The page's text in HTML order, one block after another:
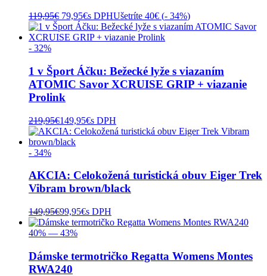
119,95€ Pôvodná
cena
bola:
79,95€Aktuálna
cena
je:
s DPHUšetríte 40€ (- 34%)
- 32%
1 v Šport Áčku: Bežecké lyže s viazaním
ATOMIC Savor XCRUISE GRIP + viazanie
Prolink
219,95€149,95€s DPH
- 34%
AKCIA: Celokožená turistická obuv Eiger Trek
Vibram brown/black
149,95€99,95€s DPH
40% — 43%
Dámske termotričko Regatta Womens Montes
RWA240